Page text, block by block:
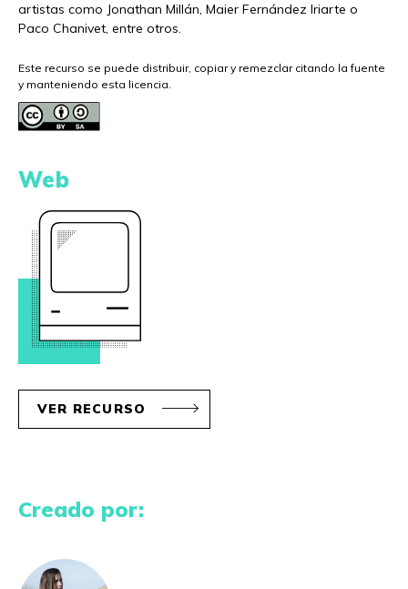
artistas como Jonathan Millán, Maier Fernández Iriarte o
Paco Chanivet, entre otros.
Este recurso se puede distribuir, copiar y remezclar citando la fuente
y manteniendo esta licencia.
Web
VER RECURSO
Creado por: